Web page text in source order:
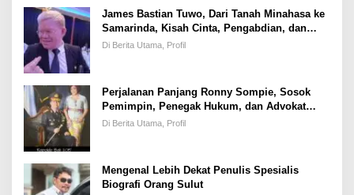
James Bastian Tuwo, Dari Tanah Minahasa ke
Samarinda, Kisah Cinta, Pengabdian, dan
Kesuksesan
Di Berita Utama, Profil
Perjalanan Panjang Ronny Sompie, Sosok
Pemimpin, Penegak Hukum, dan Advokat
Keadilan
Di Berita Utama, Profil
Mengenal Lebih Dekat Penulis Spesialis
Biografi Orang Sulut